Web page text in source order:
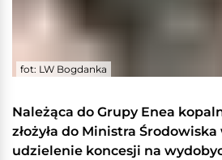
fot: LW Bogdanka
Należąca do Grupy Enea
złożyła do Ministra
udzielenie koncesji na